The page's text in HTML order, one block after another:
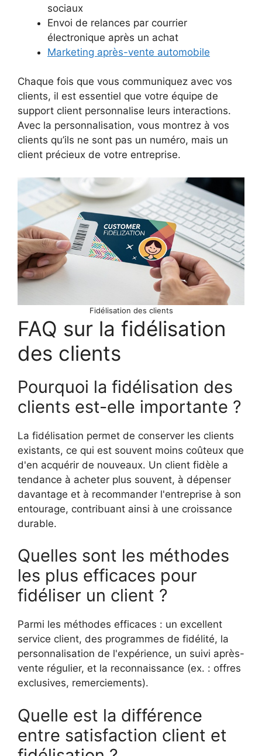
sociaux
Envoi de relances par courrier
électronique après un achat
Marketing après-vente automobile
Chaque fois que vous communiquez avec vos
clients, il est essentiel que votre équipe de
support client personnalise leurs interactions.
Avec la personnalisation, vous montrez à vos
clients qu’ils ne sont pas un numéro, mais un
client précieux de votre entreprise.
Fidélisation des clients
FAQ sur la fidélisation
des clients
Pourquoi la fidélisation des
clients est-elle importante ?
La fidélisation permet de conserver les clients
existants, ce qui est souvent moins coûteux que
d'en acquérir de nouveaux. Un client fidèle a
tendance à acheter plus souvent, à dépenser
davantage et à recommander l'entreprise à son
entourage, contribuant ainsi à une croissance
durable.
Quelles sont les méthodes
les plus efficaces pour
fidéliser un client ?
Parmi les méthodes efficaces : un excellent
service client, des programmes de fidélité, la
personnalisation de l'expérience, un suivi après-
vente régulier, et la reconnaissance (ex. : offres
exclusives, remerciements).
Quelle est la différence
entre satisfaction client et